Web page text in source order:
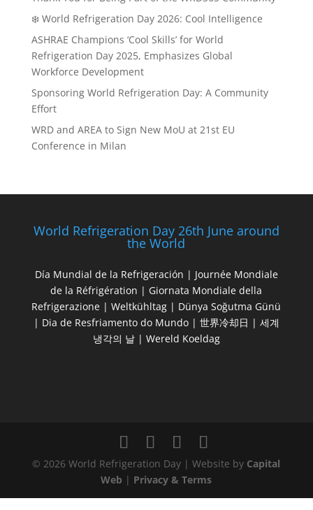
❄️ World Refrigeration Day 2026: Cool Intelligence
ASHRAE Champions ‘Cool Skills’ for World
Refrigeration Day 2025, Emphasizes Global
Workforce Development
Sponsoring World Refrigeration Day: A Community
Effort
WRD and AREA to Sign New MoU at 21st EU
Conference in Milan
World Refrigeration Day 26th June around
the World
Día Mundial de la Refrigeración | Journée Mondiale
de la Réfrigération | Giornata Mondiale della
Refrigerazione | Weltkühltag | Dünya Soğutma Günü
| Dia de Resfriamento do Mundo | 世界冷却日 | 세계
냉각의 날 | Wereld Koeldag
© 2026 World Refrigeration Day | Website by Capital
Web | Privacy & Terms